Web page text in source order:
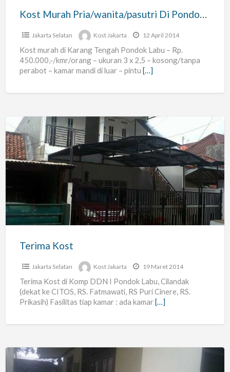
Kost Murah Pria/wanita/pasutri Di Pondok Labu
Jakarta Selatan Kost Jakarta 12 April 2014
Kost murah di Karang Tengah Pondok Labu – Rp.
450.000,-/kmr/orang – ukuran 3 x 2,5 – kosong/tanpa
perabot – kamar mandi di luar – pintu […]
Terima
Kost
Terima Kost
Jakarta Selatan Kost Jakarta 19 Maret 2014
Terima Kost di Komp DDN I Pondok Labu, Cilandak
(dekat ke CITOS, RS. Fatmawati, RS Puri Cinere, RS.
Prikasih) Fasilitas tiap kamar : ada kamar[…]